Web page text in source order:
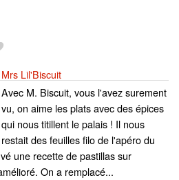
Mrs Lil'Biscuit
Avec M. Biscuit, vous l'avez surement
vu, on aime les plats avec des épices
qui nous titillent le palais ! Il nous
restait des feuilles filo de l'apéro du
une recette de pastillas sur
On a remplacé...